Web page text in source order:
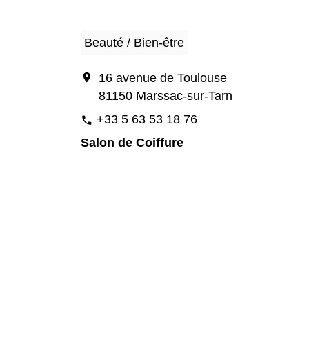
Beauté / Bien-être
location_on
16 avenue de Toulouse
81150 Marssac-sur-Tarn
phone +33 5 63 53 18 76
Salon de Coiffure